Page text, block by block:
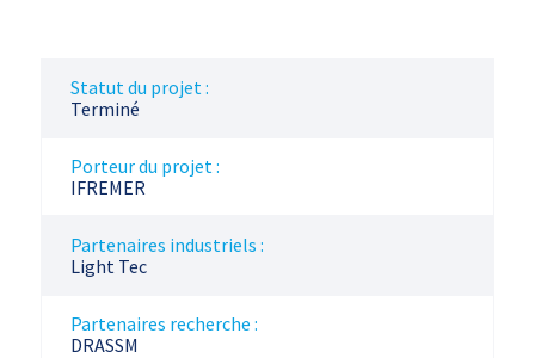
Statut du projet :
Terminé
Porteur du projet :
IFREMER
Partenaires industriels :
Light Tec
Partenaires recherche :
DRASSM